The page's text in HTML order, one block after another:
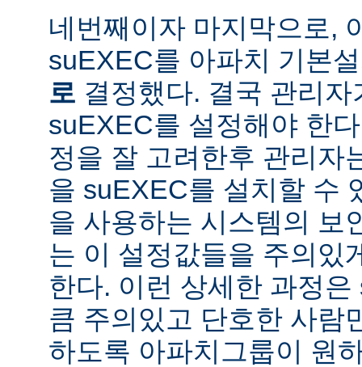
네번째이자 마지막으로,
suEXEC를 아파치 기본
로 결정했다. 결국 관리
suEXEC를 설정해야 한
정을 잘 고려한후 관리자
을 suEXEC를 설치할 수
을 사용하는 시스템의 보
는 이 설정값들을 주의있
한다. 이런 상세한 과정
큼 주의있고 단호한 사람
하도록 아파치그룹이 원